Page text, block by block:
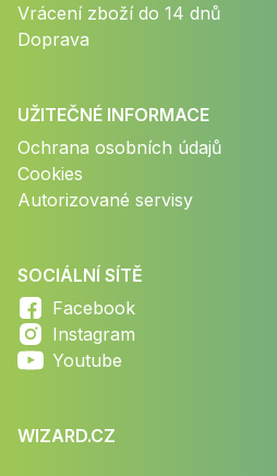
Vrácení zboží do 14 dnů
Doprava
UŽITEČNÉ INFORMACE
Ochrana osobních údajů
Cookies
Autorizované servisy
SOCIÁLNÍ SÍTĚ
Facebook
Instagram
Youtube
WIZARD.CZ